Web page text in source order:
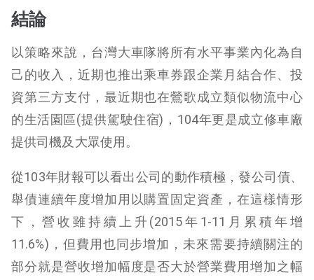
結論
以策略來說， 台灣大車隊將所有水平事業內化為自
己的收入，近期也推出乘車券跟企業月結合作、投
資第三方支付，最近期也在鶯歌成立類似物流中心
的生活園區(提供駕駛住宿)，104年更是成立修車廠
提供司機及大眾使用。
從103年財報可以看出公司的動作積極，發公司債、
舉債連續年度增加用以購置固定資產，在這樣情形
下，營收雖持續上升(2015年1-11月累積年增
11.6%)，但費用也同步增加，未來需要持續關注的
部分就是營收增加幅度是否大於營業費用增加之幅